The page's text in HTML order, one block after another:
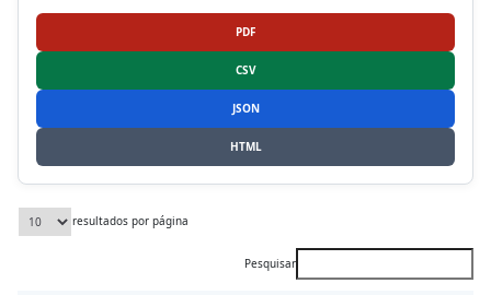
PDF
CSV
JSON
HTML
resultados por página
Pesquisar